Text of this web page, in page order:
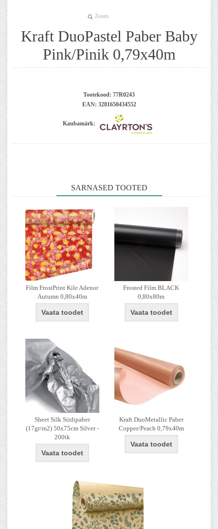
Zoom
Kraft DuoPastel Paber Baby
Pink/Pinik 0,79x40m
Tootekood: 77R0243
EAN: 3281650434552
Kaubamärk:
SARNASED TOOTED
Film FrostPrint Kile Adenor
Autumn 0,80x40m
Vaata toodet
Frosted Film BLACK
0,80x80m
Vaata toodet
Sheet Silk Siidipaber
(17gr/m2) 50x75cm Silver -
200tk
Vaata toodet
Kraft DuoMetallic Paber
Copper/Peach 0,79x40m
Vaata toodet